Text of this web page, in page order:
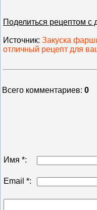
Поделиться рецептом с
Источник: Закуска
отличный рецепт для
Всего комментариев: 0
Имя *:
Email *: